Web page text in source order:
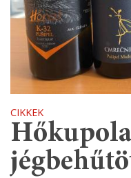
CIKKEK